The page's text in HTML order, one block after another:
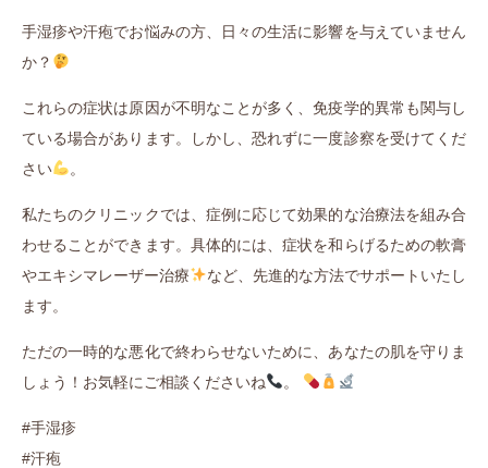
手湿疹や汗疱でお悩みの方、日々の生活に影響を与えていません
か？
これらの症状は原因が不明なことが多く、免疫学的異常も関与し
ている場合があります。しかし、恐れずに一度診察を受けてくだ
さい
。
私たちのクリニックでは、症例に応じて効果的な治療法を組み合
わせることができます。具体的には、症状を和らげるための軟膏
やエキシマレーザー治療
など、先進的な方法でサポートいたし
ます。
ただの一時的な悪化で終わらせないために、あなたの肌を守りま
しょう！お気軽にご相談くださいね
。
#手湿疹
#汗疱